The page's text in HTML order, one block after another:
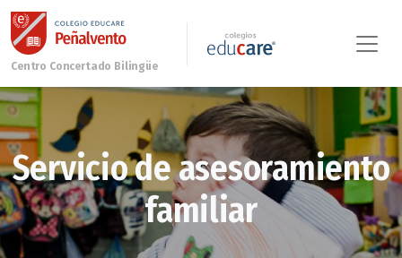
Servicio de asesoramiento
familiar